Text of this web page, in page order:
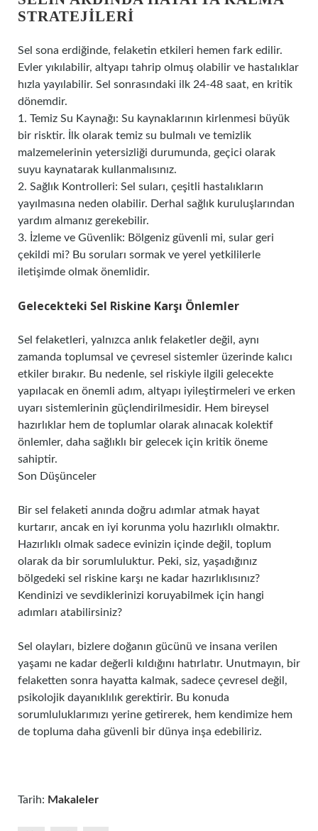
STRATEJILERI
Sel sona erdiğinde, felaketin etkileri hemen fark edilir.
Evler yıkılabilir, altyapı tahrip olmuş olabilir ve hastalıklar
hızla yayılabilir. Sel sonrasındaki ilk 24-48 saat, en kritik
dönemdir.
1. Temiz Su Kaynağı: Su kaynaklarının kirlenmesi büyük
bir risktir. İlk olarak temiz su bulmalı ve temizlik
malzemelerinin yetersizliği durumunda, geçici olarak
suyu kaynatarak kullanmalısınız.
2. Sağlık Kontrolleri: Sel suları, çeşitli hastalıkların
yayılmasına neden olabilir. Derhal sağlık kuruluşlarından
yardım almanız gerekebilir.
3. İzleme ve Güvenlik: Bölgeniz güvenli mi, sular geri
çekildi mi? Bu soruları sormak ve yerel yetkililerle
iletişimde olmak önemlidir.
Gelecekteki Sel Riskine Karşı Önlemler
Sel felaketleri, yalnızca anlık felaketler değil, aynı
zamanda toplumsal ve çevresel sistemler üzerinde kalıcı
etkiler bırakır. Bu nedenle, sel riskiyle ilgili gelecekte
yapılacak en önemli adım, altyapı iyileştirmeleri ve erken
uyarı sistemlerinin güçlendirilmesidir. Hem bireysel
hazırlıklar hem de toplumlar olarak alınacak kolektif
önlemler, daha sağlıklı bir gelecek için kritik öneme
sahiptir.
Son Düşünceler
Bir sel felaketi anında doğru adımlar atmak hayat
kurtarır, ancak en iyi korunma yolu hazırlıklı olmaktır.
Hazırlıklı olmak sadece evinizin içinde değil, toplum
olarak da bir sorumluluktur. Peki, siz, yaşadığınız
bölgedeki sel riskine karşı ne kadar hazırlıklısınız?
Kendinizi ve sevdiklerinizi koruyabilmek için hangi
adımları atabilirsiniz?
Sel olayları, bizlere doğanın gücünü ve insana verilen
yaşamı ne kadar değerli kıldığını hatırlatır. Unutmayın, bir
felaketten sonra hayatta kalmak, sadece çevresel değil,
psikolojik dayanıklılık gerektirir. Bu konuda
sorumluluklarımızı yerine getirerek, hem kendimize hem
de topluma daha güvenli bir dünya inşa edebiliriz.
Tarih: Makaleler